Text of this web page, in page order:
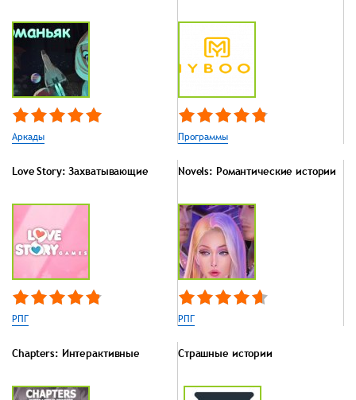
Аркады Программы
Love Story: Захватывающие
РПГ
Novels: Романтические истории
РПГ
Chapters: Интерактивные Страшные истории